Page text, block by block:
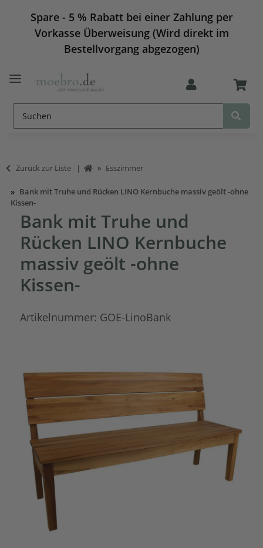
Spare - 5 % Rabatt bei einer Zahlung per
Vorkasse Überweisung (Wird direkt im
Bestellvorgang abgezogen)
Zurück zur Liste Esszimmer
Bank mit Truhe und Rücken LINO Kernbuche massiv geölt -ohne
Kissen-
Bank mit Truhe und
Rücken LINO Kernbuche
massiv geölt -ohne
Kissen-
Artikelnummer: GOE-LinoBank